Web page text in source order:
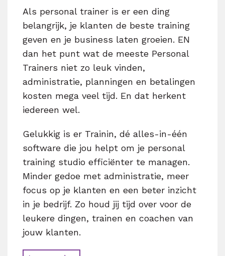
Als personal trainer is er een ding
belangrijk, je klanten de beste training
geven en je business laten groeien. EN
dan het punt wat de meeste Personal
Trainers niet zo leuk vinden,
administratie, planningen en betalingen
kosten mega veel tijd. En dat herkent
iedereen wel.
Gelukkig is er Trainin, dé alles-in-één
software die jou helpt om je personal
training studio efficiënter te managen.
Minder gedoe met administratie, meer
focus op je klanten en een beter inzicht
in je bedrijf. Zo houd jij tijd over voor de
leukere dingen, trainen en coachen van
jouw klanten.